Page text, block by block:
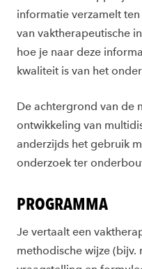
informatie verzamelt
van vaktherapeutische
hoe je naar deze
kwaliteit is van het
De achtergrond van de
ontwikkeling van
anderzijds het gebruik
onderzoek ter
PROGRAMMA
Je vertaalt een
methodische wijze (bijv.